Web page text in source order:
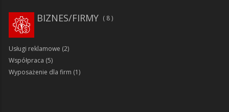
8
BIZNES/FIRMY
Usługi reklamowe (2)
Współpraca (5)
Wyposażenie dla firm (1)